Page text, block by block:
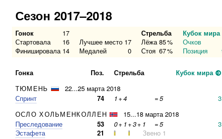
Сезон 2017–2018
Гонок 17 Стрельба
Кубок мира
Стартовала
16 Лучшее место 17 Лёжа 85%
Очков
Финишировала 14 Медалей 0 Стоя 67% Позиция
Гонка Поз. Стрельба
Кубок мира
ТЮМЕНЬ
22...25 марта 2018
Спринт
74 1+4 =5
3
ОСЛО ХОЛЬМЕНКОЛЛЕН
15...18 марта 2018
Преследование
53 0+ 1+3+ 1 =5
3
Эстафета
21
Звено 1